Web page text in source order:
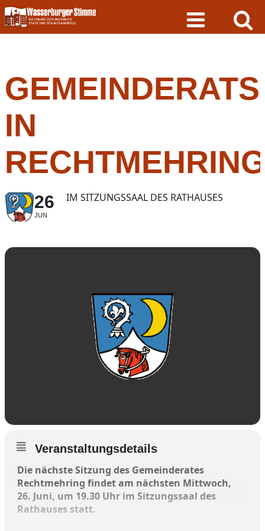
Skip
to
content
IN
RECHTMEHRING
26
JUN
IM SITZUNGSSAAL DES RATHAUSES
Veranstaltungsdetails
Die nächste Sitzung des Gemeinderates
Rechtmehring findet am nächsten Mittwoch,
26. Juni, um 19.30 Uhr im Sitzungssaal des
Rathauses statt.